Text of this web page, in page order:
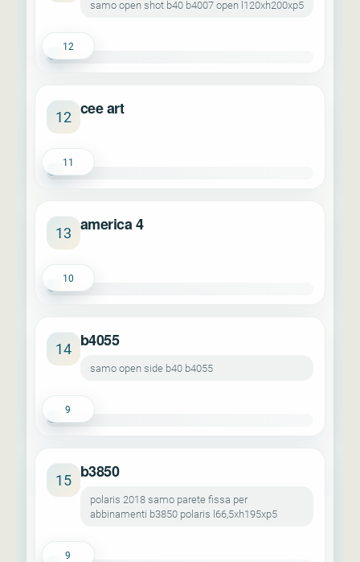
samo open shot b40 b4007 open l120xh200xp5
12
12 cee art
11
13 america 4
10
14 b4055
samo open side b40 b4055
9
15 b3850
polaris 2018 samo parete fissa per
abbinamenti b3850 polaris l66,5xh195xp5
9